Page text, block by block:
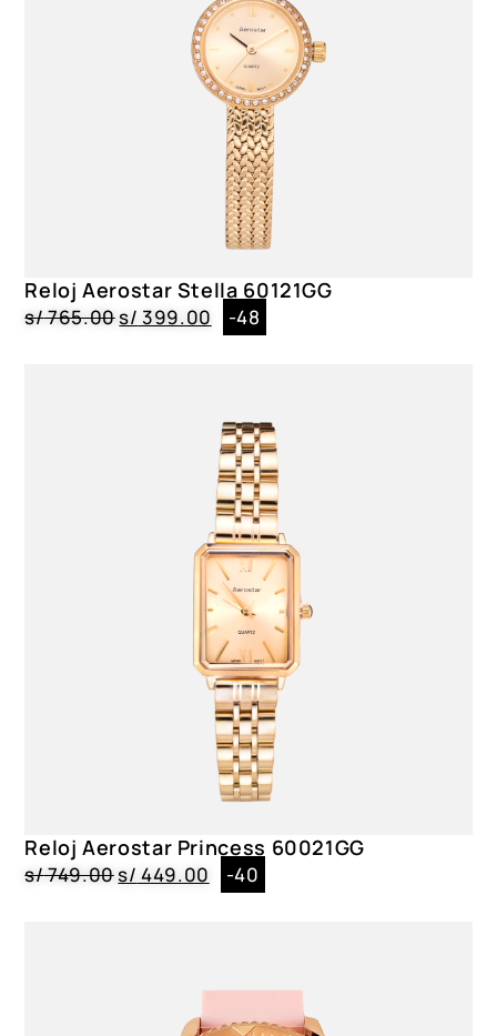
Policarbonato|Circular|5.5 cm
Cristal Mineral|Celeste
Reloj Aerostar Stella 60121GG
s/765.00s/ 399.00 -48
Reloj Aerostar Princess 60021GG
s/749.00s/ 449.00 -40